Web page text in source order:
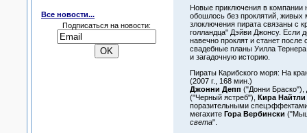
Все новости...
Подписаться на новости:
Новые приключения в компании
обошлось без проклятий, живых
злоключения пирата связаны с
голландца" Дэйви Джонсу. Если
навечно проклят и станет
свадебные планы Уилла
и загадочную историю.
Пираты Карибского моря: На
(2007 г., 168 мин.)
Джонни Депп ("Донни Браско"),
("Черный ястреб"), Кира Найтли
поразительными
мегахите Гора Вербински
света".